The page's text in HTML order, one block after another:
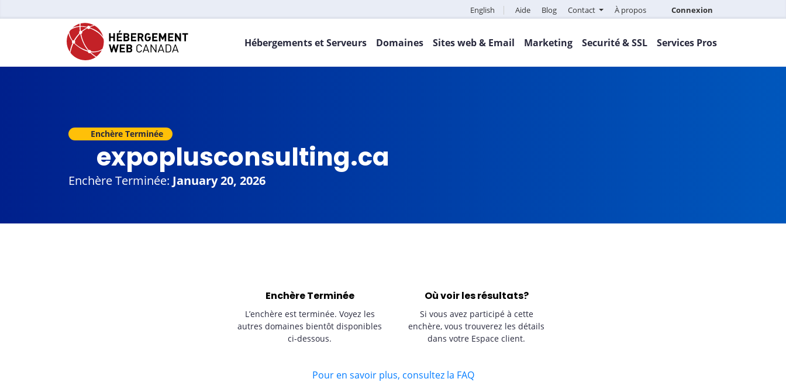
English Aide Blog Contact À propos Connexion
Hébergements et Serveurs Domaines Sites web & Email Marketing Securité & SSL Services Pros
Enchère Terminée
expoplusconsulting.ca
Enchère Terminée: January 20, 2026
Enchère Terminée
L’enchère est terminée. Voyez les
autres domaines bientôt disponibles
ci-dessous.
Où voir les résultats?
Si vous avez participé à cette
enchère, vous trouverez les détails
dans votre Espace client.
Pour en savoir plus, consultez la FAQ